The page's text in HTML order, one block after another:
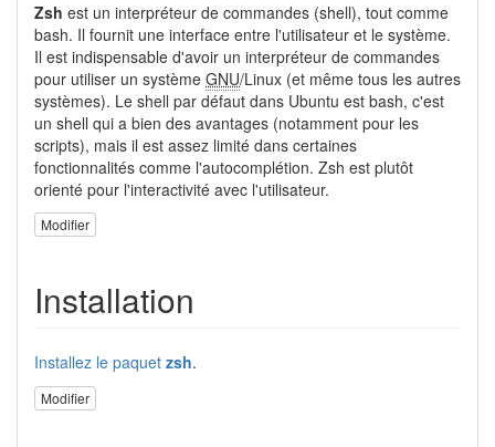
Zsh est un interpréteur de commandes (shell), tout comme
bash. Il fournit une interface entre l'utilisateur et le système.
Il est indispensable d'avoir un interpréteur de commandes
pour utiliser un système GNU/Linux (et même tous les autres
systèmes). Le shell par défaut dans Ubuntu est bash, c'est
un shell qui a bien des avantages (notamment pour les
scripts), mais il est assez limité dans certaines
fonctionnalités comme l'autocomplétion. Zsh est plutôt
orienté pour l'interactivité avec l'utilisateur.
Modifier
Installation
Installez le paquet zsh.
Modifier